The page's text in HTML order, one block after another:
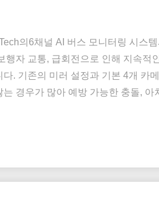
의6채널 AI 버스 모니터링 시스
행자 교통, 급회전으로 인해 지속적
. 기존의 미러 설정과 기본 4개 카
경우가 많아 예방 가능한 충돌, 아
취약한 도로 사용자를 보호하는 동